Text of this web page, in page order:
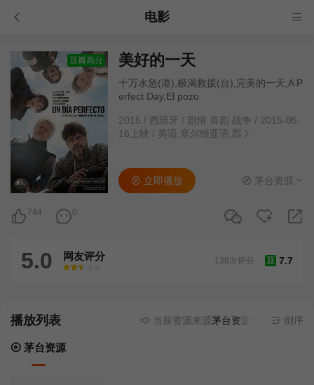
电影
豆瓣高分 美好的一天
十万水急(港),极渴救援(台),完美的一天,A P
erfect Day,El pozo
2015 / 西班牙 / 剧情 喜剧 战争 / 2015-05-
16上映 / 英语,塞尔维亚语,西
744 0
立即播放 茅台资源
5.0 网友评分
很差
较差还行推荐力荐
豆 7.7
138次评分
播放列表 当前资源来源茅台资源- 无需安装任何
倒序
茅台资源